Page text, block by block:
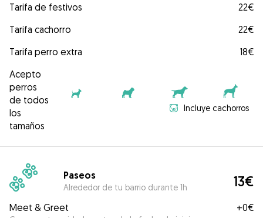
Tarifa de festivos
22€
Tarifa cachorro
22€
Tarifa perro extra
18€
Acepto
perros
de todos
los
tamaños
Incluye cachorros
Paseos
Alrededor de tu barrio durante 1h 13€
Meet & Greet +0€